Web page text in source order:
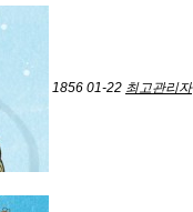
1856 01-22 최고관리자